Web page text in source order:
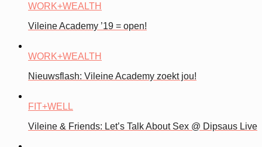
WORK+WEALTH
Vileine Academy ’19 = open!
WORK+WEALTH
Nieuwsflash: Vileine Academy zoekt jou!
FIT+WELL
Vileine & Friends: Let’s Talk About Sex @ Dipsaus Live